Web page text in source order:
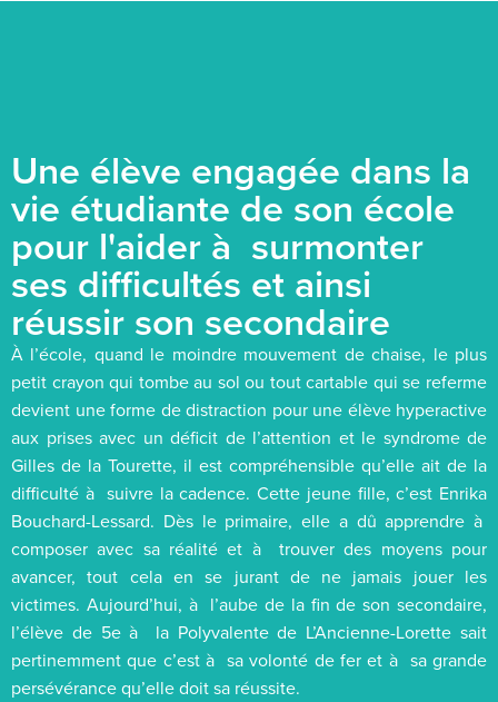
Une élève engagée dans la
vie étudiante de son école
pour l'aider à surmonter
ses difficultés et ainsi
réussir son secondaire
À l’école, quand le moindre mouvement de chaise, le plus
petit crayon qui tombe au sol ou tout cartable qui se referme
devient une forme de distraction pour une élève hyperactive
aux prises avec un déficit de l’attention et le syndrome de
Gilles de la Tourette, il est compréhensible qu’elle ait de la
difficulté à suivre la cadence. Cette jeune fille, c’est Enrika
Bouchard-Lessard. Dès le primaire, elle a dû apprendre à
composer avec sa réalité et à trouver des moyens pour
avancer, tout cela en se jurant de ne jamais jouer les
victimes. Aujourd’hui, à l’aube de la fin de son secondaire,
l’élève de 5e à la Polyvalente de L’Ancienne-Lorette sait
pertinemment que c’est à sa volonté de fer et à sa grande
persévérance qu’elle doit sa réussite.